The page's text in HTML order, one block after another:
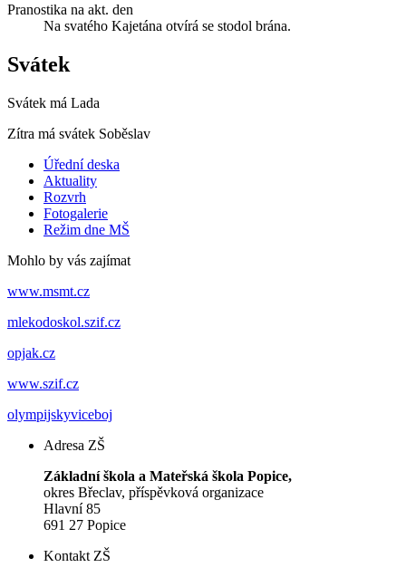
Pranostika na akt. den
Na svatého Kajetána otvírá se stodol brána.
Svátek
Svátek má Lada
Zítra má svátek Soběslav
Úřední deska
Aktuality
Rozvrh
Fotogalerie
Režim dne MŠ
Mohlo by vás zajímat
www.msmt.cz
mlekodoskol.szif.cz
opjak.cz
www.szif.cz
olympijskyviceboj
Adresa ZŠ
Základní škola a Mateřská škola Popice,
okres Břeclav, příspěvková organizace
Hlavní 85
691 27 Popice
Kontakt ZŠ